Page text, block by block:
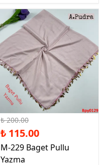
%43 İndirim
₺ 200.00
₺ 115.00
M-229 Baget Pullu
Yazma